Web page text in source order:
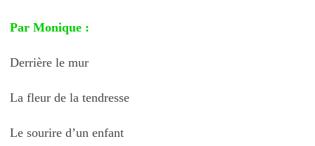
Par Monique :
Derrière le mur
La fleur de la tendresse
Le sourire d’un enfant